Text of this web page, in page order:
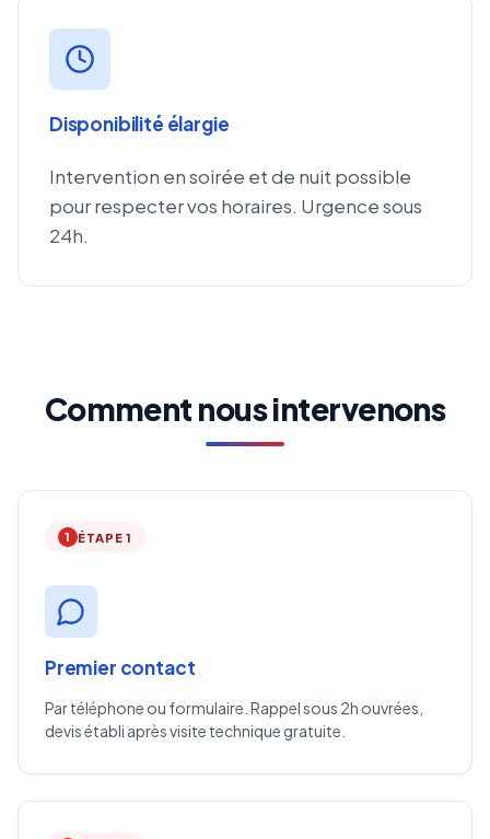
Disponibilité élargie
Intervention en soirée et de nuit possible
pour respecter vos horaires. Urgence sous
24h.
Comment nous intervenons
1 ÉTAPE 1
Premier contact
Par téléphone ou formulaire. Rappel sous 2h ouvrées,
devis établi après visite technique gratuite.